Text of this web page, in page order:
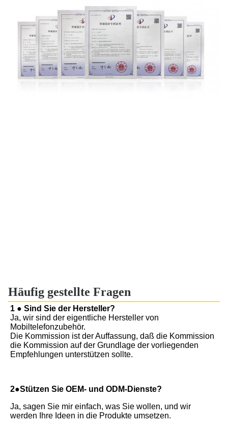
Häufig gestellte Fragen
1 ● Sind Sie der Hersteller?
Ja, wir sind der eigentliche Hersteller von
Mobiltelefonzubehör.
Die Kommission ist der Auffassung, daß die Kommission
die Kommission auf der Grundlage der vorliegenden
Empfehlungen unterstützen sollte.
2●Stützen Sie OEM- und ODM-Dienste?
Ja, sagen Sie mir einfach, was Sie wollen, und wir
werden Ihre Ideen in die Produkte umsetzen.